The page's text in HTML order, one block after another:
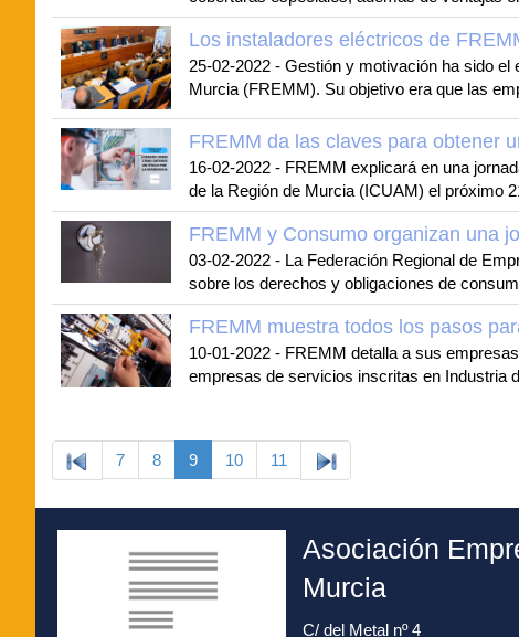
Los instaladores eléctricos de
25-02-2022 - Gestión y motivación ha sido el
Murcia (FREMM). Su objetivo era que las
FREMM da las claves para obtener
16-02-2022 - FREMM explicará en una
de la Región de Murcia (ICUAM) el próximo
FREMM y Consumo organizan una
03-02-2022 - La Federación Regional de
sobre los derechos y obligaciones de
FREMM muestra todos los pasos
10-01-2022 - FREMM detalla a sus
empresas de servicios inscritas en Industria
7 8 9 10 11
Asociación
Murcia
C/ del Metal nº 4